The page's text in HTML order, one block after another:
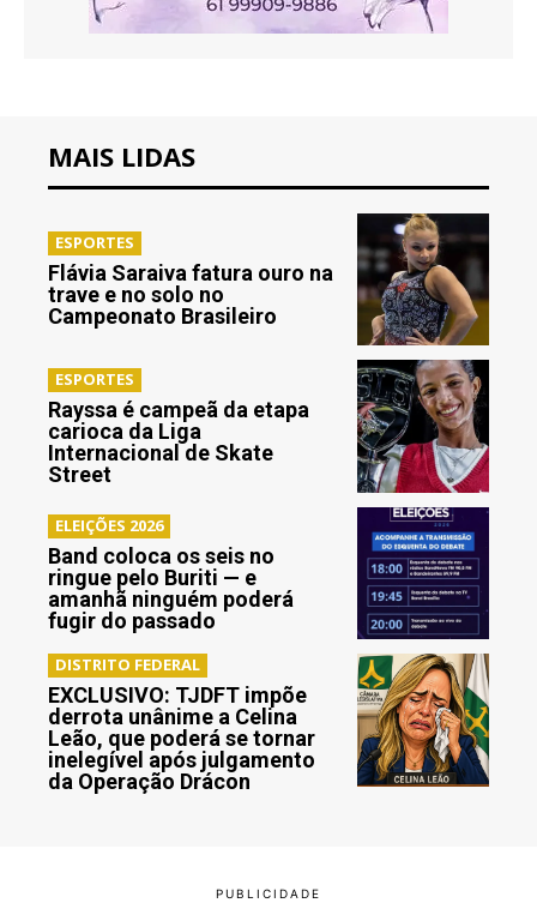
MAIS LIDAS
ESPORTES
Flávia Saraiva fatura ouro na
trave e no solo no
Campeonato Brasileiro
ESPORTES
Rayssa é campeã da etapa
carioca da Liga
Internacional de Skate
Street
ELEIÇÕES 2026
Band coloca os seis no
ringue pelo Buriti — e
amanhã ninguém poderá
fugir do passado
DISTRITO FEDERAL
EXCLUSIVO: TJDFT impõe
derrota unânime a Celina
Leão, que poderá se tornar
inelegível após julgamento
da Operação Drácon